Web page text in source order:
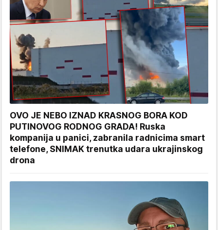
OVO JE NEBO IZNAD KRASNOG BORA KOD
PUTINOVOG RODNOG GRADA! Ruska
kompanija u panici, zabranila radnicima smart
telefone, SNIMAK trenutka udara ukrajinskog
drona